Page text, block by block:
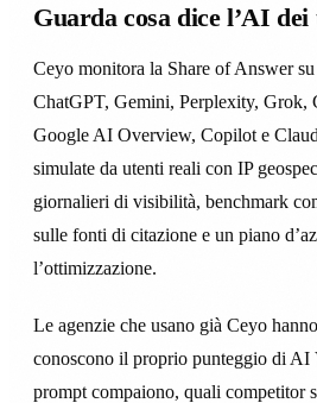
Guarda cosa dice l’AI
Ceyo monitora la Share of Answer
ChatGPT, Gemini, Perplexity, Grok,
Google AI Overview, Copilot e
simulate da utenti reali con IP
giornalieri di visibilità, benchmark
sulle fonti di citazione e un piano
l’ottimizzazione.
Le agenzie che usano già Ceyo
conoscono il proprio punteggio di
prompt compaiono, quali competitor